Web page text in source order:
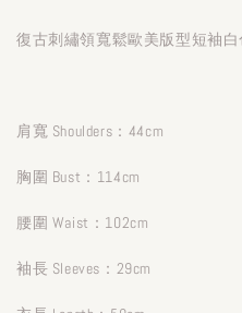
復古刺繡領寬鬆歐美版型短袖白
肩寬 Shoulders：44cm
胸圍 Bust：114cm
腰圍 Waist：102cm
袖長 Sleeves：29cm